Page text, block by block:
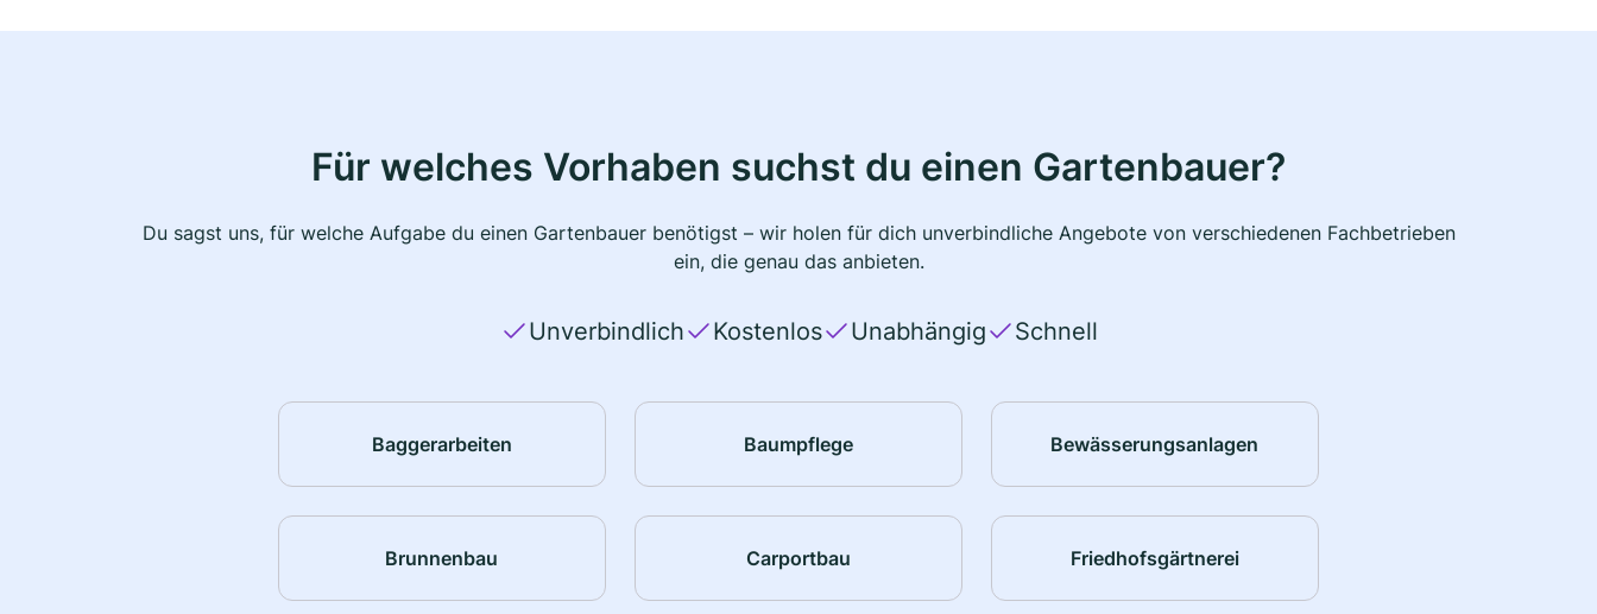
Für welches Vorhaben suchst du einen Gartenbauer?
Du sagst uns, für welche Aufgabe du einen Gartenbauer benötigst – wir holen für dich unverbindliche Angebote von verschiedenen Fachbetrieben
ein, die genau das anbieten.
Unverbindlich Kostenlos Unabhängig Schnell
Baggerarbeiten Baumpflege Bewässerungsanlagen
Brunnenbau Carportbau Friedhofsgärtnerei